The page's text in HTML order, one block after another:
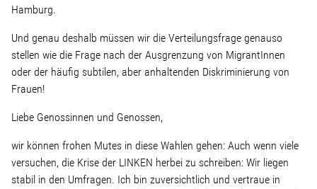
Hamburg.
Und genau deshalb müssen wir die Verteilungsfrage genauso
stellen wie die Frage nach der Ausgrenzung von MigrantInnen
oder der häufig subtilen, aber anhaltenden Diskriminierung von
Frauen!
Liebe Genossinnen und Genossen,
wir können frohen Mutes in diese Wahlen gehen: Auch wenn viele
versuchen, die Krise der LINKEN herbei zu schreiben: Wir liegen
stabil in den Umfragen. Ich bin zuversichtlich und vertraue in